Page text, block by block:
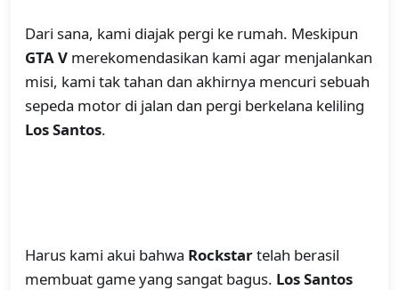
Dari sana, kami diajak pergi ke rumah. Meskipun
GTA V merekomendasikan kami agar menjalankan
misi, kami tak tahan dan akhirnya mencuri sebuah
sepeda motor di jalan dan pergi berkelana keliling
Los Santos.
Harus kami akui bahwa Rockstartelah berasil
membuat game yang sangat bagus. Los Santos